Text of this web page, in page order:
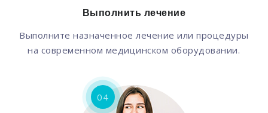
Выполнить лечение
Выполните назначенное лечение или процедуры
на современном медицинском оборудовании.
04